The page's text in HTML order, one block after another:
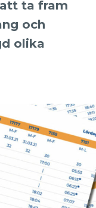
ta fram
och
olika